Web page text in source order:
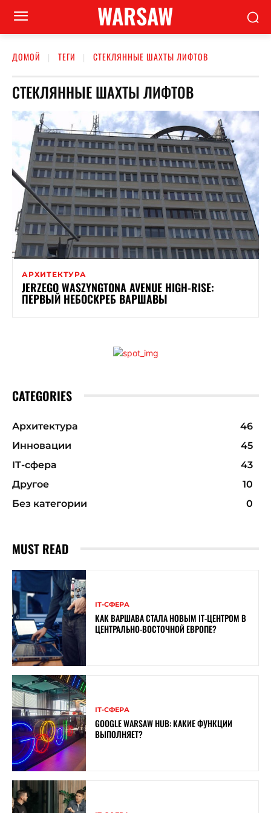
WARSAW
ДОМОЙ ТЕГИ СТЕКЛЯННЫЕ ШАХТЫ ЛИФТОВ
СТЕКЛЯННЫЕ ШАХТЫ ЛИФТОВ
АРХИТЕКТУРА
JERZEGO WASZYNGTONA AVENUE HIGH-RISE:
ПЕРВЫЙ НЕБОСКРЕБ ВАРШАВЫ
CATEGORIES
Архитектура
46
Инновации
45
ІТ-сфера
43
Другое
10
Без категории
0
MUST READ
ІТ-СФЕРА
КАК ВАРШАВА СТАЛА НОВЫМ IT-ЦЕНТРОМ В
ЦЕНТРАЛЬНО-ВОСТОЧНОЙ ЕВРОПЕ?
ІТ-СФЕРА
GOOGLE WARSAW HUB: КАКИЕ ФУНКЦИИ
ВЫПОЛНЯЕТ?